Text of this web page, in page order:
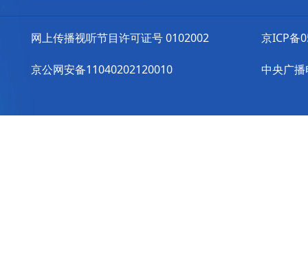
网上传播视听节目许可证号 0102002
京公网安备11040202120010
京ICP备
中央广